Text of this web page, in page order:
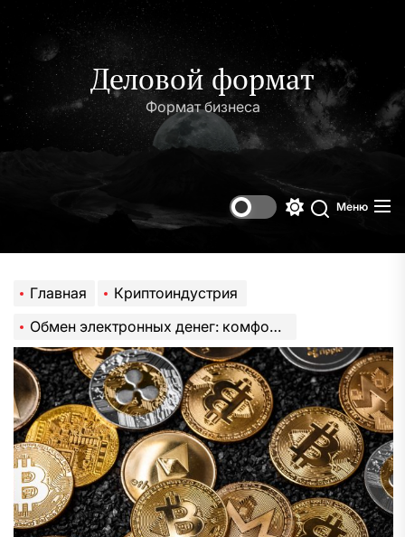
содержимому
Деловой формат
Формат бизнеса
Поиск
Меню
Главная
Криптоиндустрия
Обмен электронных денег: комфорт и безопасность в современных финансовых операциях